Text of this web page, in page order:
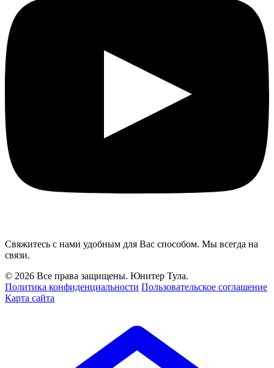
Свяжитесь с нами удобным для Вас способом. Мы всегда на
связи.
© 2026 Все права защищены. Юнитер Тула.
Политика конфиденциальности Пользовательское соглашение
Карта сайта